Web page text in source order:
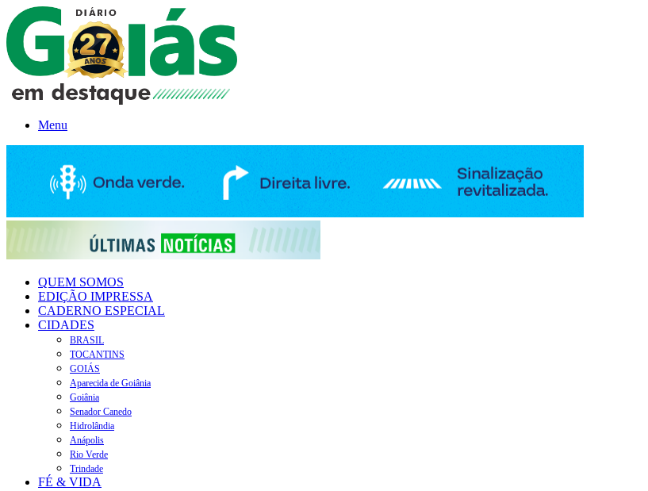
Menu
QUEM SOMOS
EDIÇÃO IMPRESSA
CADERNO ESPECIAL
CIDADES
BRASIL
TOCANTINS
GOIÁS
Aparecida de Goiânia
Goiânia
Senador Canedo
Hidrolândia
Anápolis
Rio Verde
Trindade
FÉ & VIDA